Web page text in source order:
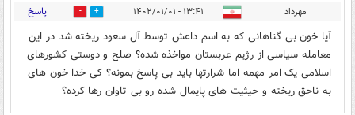
مهرداد ۱۳:۴۱ - ۱۴۰۲/۰۱/۰۱ 0 پاسخ
آیا خون بی گناهانی که به اسم داعش توسط آل سعود ریخته شد در این
معامله سیاسی از رژیم عربستان مواخذه شده؟ صلح و دوستی کشورهای
اسلامی یک امر مهمه اما شرارتها باید بی پاسخ بمونه؟ کی خدا خون های
به ناحق ریخته و حیثیت های پایمال شده رو بی تاوان رها کرده؟